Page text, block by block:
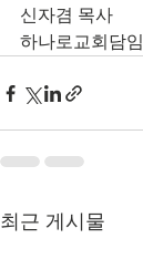
신자겸 목사
하나로교회담임
최근 게시물